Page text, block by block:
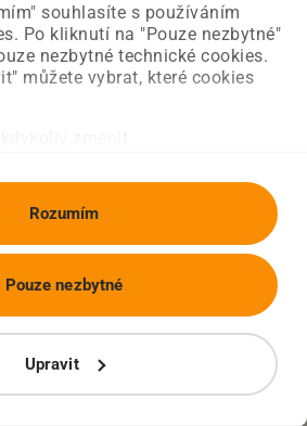
souhlasíte s používáním
Po kliknutí na "Pouze nezbytné"
nezbytné technické cookies.
můžete vybrat, které cookies
Rozumím
Upravit
Pouze nezbytné
Úvodní strana